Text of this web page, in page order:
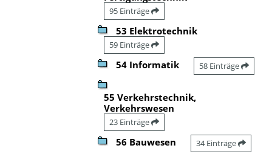
95 Einträge
53 Elektrotechnik
59 Einträge
54 Informatik 58 Einträge
55 Verkehrstechnik,
Verkehrswesen
23 Einträge
56 Bauwesen 34 Einträge